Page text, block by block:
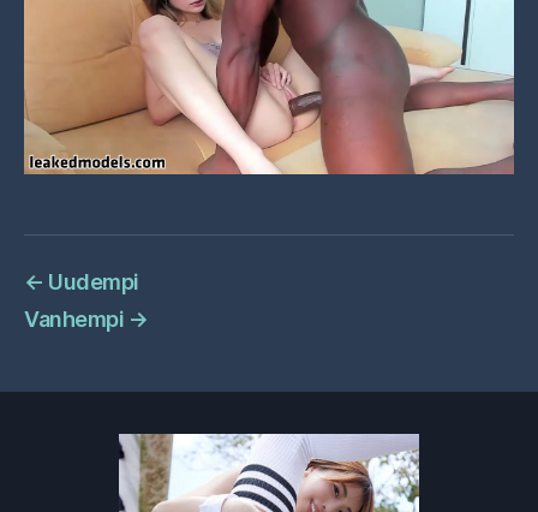
← Uudempi
Vanhempi →